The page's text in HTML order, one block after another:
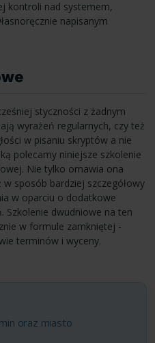
kontroli nad systemem,
napisanym
styczności z żadnym
wyrażeń regularnych, czy też
w pisaniu skryptów a nie
polecamy niniejsze szkolenie
Nie tylko omawia ona
w sposób bardziej szczegółowy
w oparciu o dodatkowe
Szkolenie dwudniowe na ten
w formule zamkniętej -
terminów i wyceny.
oraz miasto